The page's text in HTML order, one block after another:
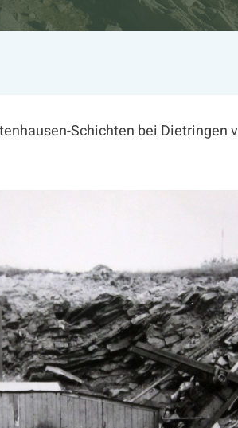
Schichten bei Dietringen